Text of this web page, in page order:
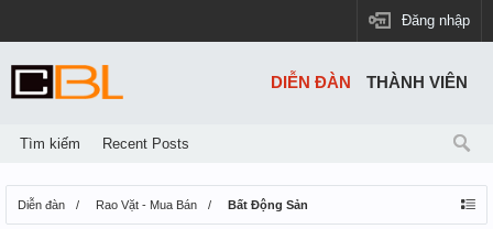
Đăng nhập
Diễn đàn Rao Vặt - Mua Bán Bất Động Sản
DIỄN ĐÀN
Tìm kiếm Recent Posts
THÀNH VIÊN